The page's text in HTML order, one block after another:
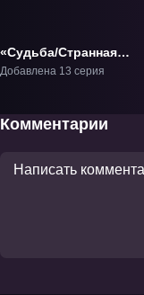
«Судьба/Странная
подделка» ТВ-1
Добавлена 13 серия
Комментарии